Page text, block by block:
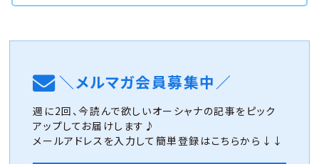
＼メルマガ会員募集中／
週に2回、今読んで欲しいオーシャナの記事をピック
アップしてお届けします♪
メールアドレスを入力して簡単登録はこちらから↓↓